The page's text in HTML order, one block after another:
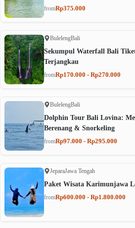
fromRp375.000
BulelengBali
Sekumpul Waterfall Bali
Terjangkau
fromRp170.000 - Rp270.000
BulelengBali
Dolphin Tour Bali Lovina:
Berenang & Snorkeling
fromRp97.000 - Rp295.000
JeparaJawa Tengah
Paket Wisata Karimunjawa
fromRp600.000 - Rp1.800.000